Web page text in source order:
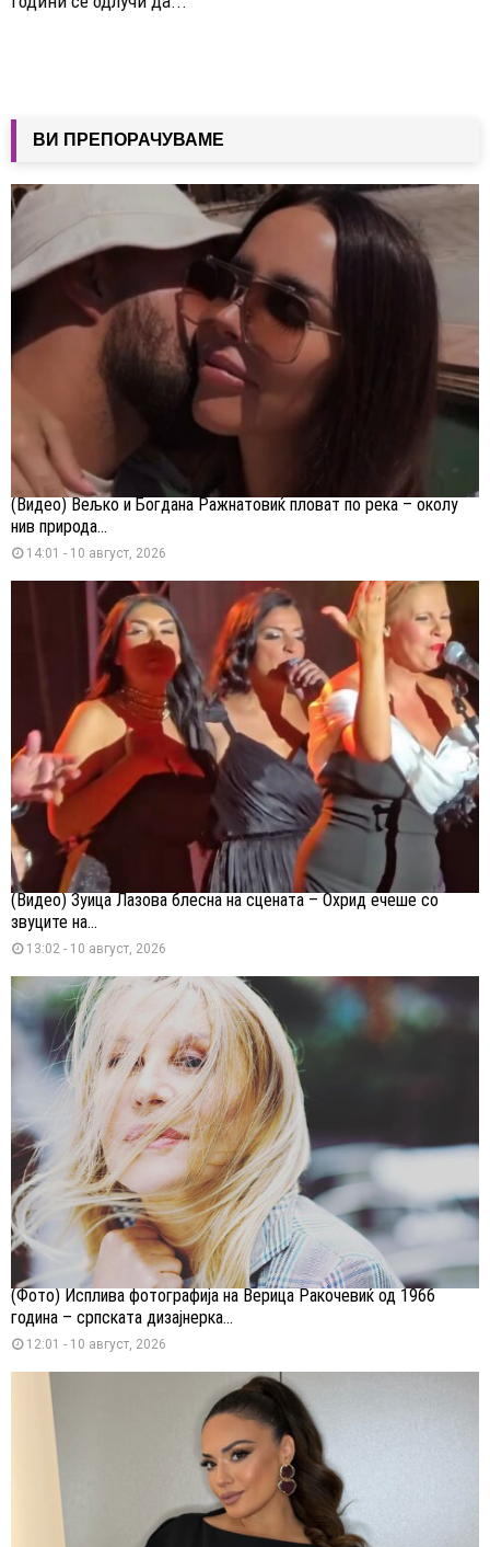
ВИ ПРЕПОРАЧУВАМЕ
(Видео) Вељко и Богдана Ражнатовиќ пловат по река – околу
нив природа...
14:01 - 10 август, 2026
(Видео) Зуица Лазова блесна на сцената – Охрид ечеше со
звуците на...
13:02 - 10 август, 2026
(Фото) Исплива фотографија на Верица Ракочевиќ од 1966
година – српската дизајнерка...
12:01 - 10 август, 2026